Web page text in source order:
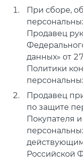
При сборе,
Продавец
данных» от
Политики
Продавец
по защите
Покупателя
действующим
Российской